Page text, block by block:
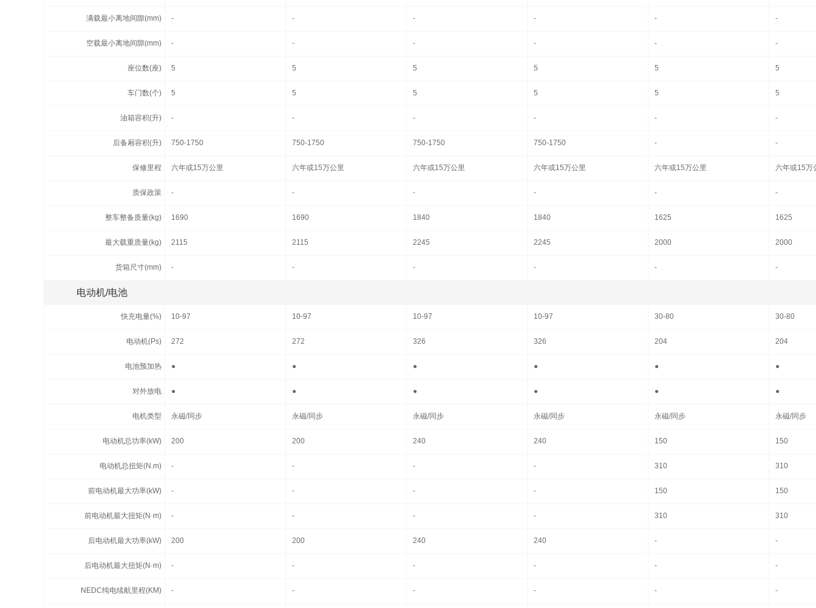
满载最小离地间隙(mm) - - - - - -
空载最小离地间隙(mm) - - - - - -
座位数(座) 5 5 5 5 5 5
车门数(个) 5 5 5 5 5 5
油箱容积(升) - - - - - -
后备厢容积(升) 750-1750 750-1750 750-1750 750-1750 - -
保修里程 六年或15万公里 六年或15万公里 六年或15万公里 六年或15万公里 六年或15万公里 六年或15万
质保政策 - - - - - -
整车整备质量(kg) 1690 1690 1840 1840 1625 1625
最大载重质量(kg) 2115 2115 2245 2245 2000 2000
货箱尺寸(mm) - - - - - -
电动机/电池
快充电量(%) 10-97 10-97 10-97 10-97 30-80 30-80
电动机(Ps) 272 272 326 326 204 204
电池预加热 ● ● ● ● ● ●
对外放电 ● ● ● ● ● ●
电机类型 永磁/同步 永磁/同步 永磁/同步 永磁/同步 永磁/同步 永磁/同步
电动机总功率(kW) 200 200 240 240 150 150
电动机总扭矩(N.m) - - - - 310 310
前电动机最大功率(kW) - - - - 150 150
前电动机最大扭矩(N·m) - - - - 310 310
后电动机最大功率(kW) 200 200 240 240 - -
后电动机最大扭矩(N·m) - - - - - -
NEDC纯电续航里程(KM) - - - - - -